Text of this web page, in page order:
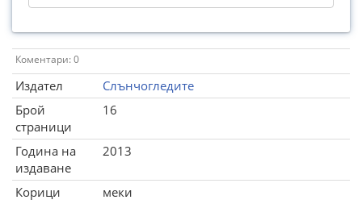
Коментари: 0
Издател
Слънчогледите
Брой
страници
16
Година на
издаване
2013
Корици
меки